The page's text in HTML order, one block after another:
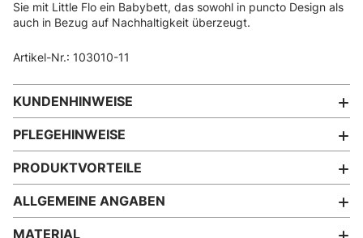
Sie mit Little Flo ein Babybett, das sowohl in puncto Design als
auch in Bezug auf Nachhaltigkeit überzeugt.
Artikel-Nr.: 103010-11
KUNDENHINWEISE
PFLEGEHINWEISE
PRODUKTVORTEILE
ALLGEMEINE ANGABEN
MATERIAL